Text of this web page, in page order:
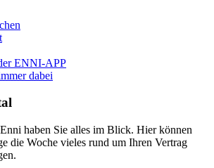
ENNI-APP
dabei
haben Sie alles im Blick. Hier können
die Woche vieles rund um Ihren Vertrag